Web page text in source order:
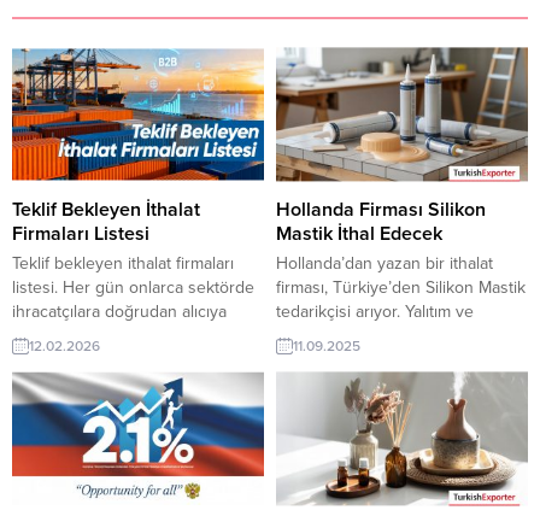
Teklif Bekleyen İthalat
Firmaları Listesi
Teklif bekleyen ithalat firmaları
listesi. Her gün onlarca sektörde
ihracatçılara doğrudan alıcıya
ulaşma imkânı sunan
TurkishExporter güncel talepler
listesi, ürün bazlı filtreleme ve
hızlı iletişim avantajıyla yeni
pazarlara açılmak isteyen Türk
firmaları için güçlü bir fırsat
kapısıdır. Günün Alım
Taleplerinden Bazıları: BAE
12.02.2026
Hollanda Firması Silikon
Mastik İthal Edecek
Hollanda’dan yazan bir ithalat
firması, Türkiye’den Silikon Mastik
tedarikçisi arıyor. Yalıtım ve
izolasyon ürünleri üreticisi ve
tedarikçisi olan Türk şirketler için
Hollanda’dan gelen bu talep yeni
bir ihracat pazarı olabilir. Bu alım
ilanın detaylarına TurkishExporter
/ VIP üyeleri cevap verebilir. ➤
Talebin detaylarına buradan
ulaşabilirsiniz Tüm Yalıtım ve
11.09.2025